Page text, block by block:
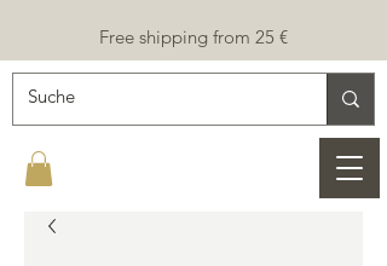
Free shipping from 25 €